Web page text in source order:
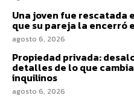
Una joven fue rescatada
que su pareja la encerró
agosto 6, 2026
Propiedad privada:
detalles de lo que
inquilinos
agosto 6, 2026